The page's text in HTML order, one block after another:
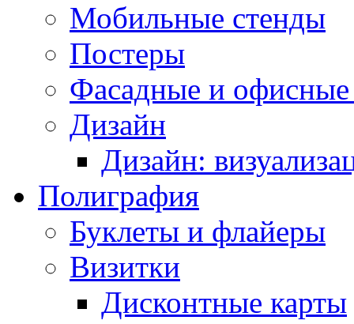
Мобильные стенды
Постеры
Фасадные и
Дизайн
Дизайн:
Полиграфия
Буклеты и флайеры
Визитки
Дисконтные карты